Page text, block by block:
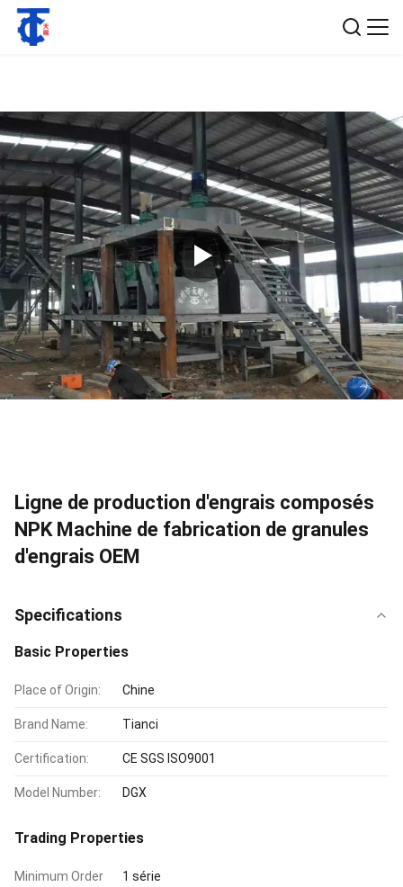
Ligne de production d'engrais composés
NPK Machine de fabrication de granules
d'engrais OEM
Specifications
Basic Properties
Place of Origin: Chine
Brand Name: Tianci
Certification: CE SGS ISO9001
Model Number: DGX
Trading Properties
Minimum Order
1 série